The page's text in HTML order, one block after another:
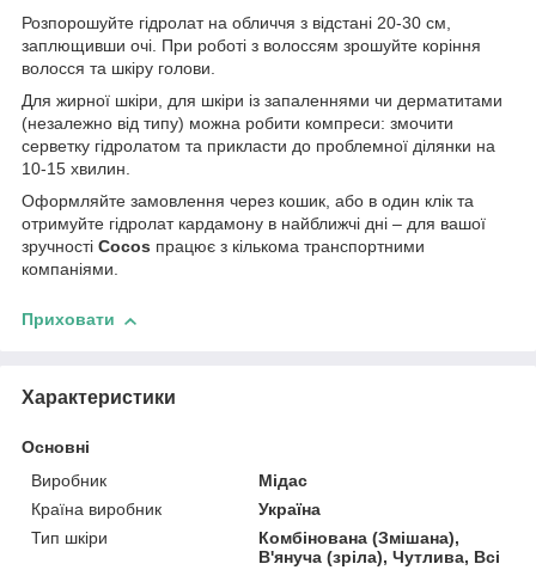
Розпорошуйте гідролат на обличчя з відстані 20-30 см,
заплющивши очі. При роботі з волоссям зрошуйте коріння
волосся та шкіру голови.
Для жирної шкіри, для шкіри із запаленнями чи дерматитами
(незалежно від типу) можна робити компреси: змочити
серветку гідролатом та прикласти до проблемної ділянки на
10-15 хвилин.
Оформляйте замовлення через кошик, або в один клік та
отримуйте гідролат кардамону в найближчі дні – для вашої
зручності Cocos працює з кількома транспортними
компаніями.
Приховати
Характеристики
Основні
Виробник
Мідас
Країна виробник
Україна
Тип шкіри
Комбінована (Змішана),
В'януча (зріла), Чутлива, Всі